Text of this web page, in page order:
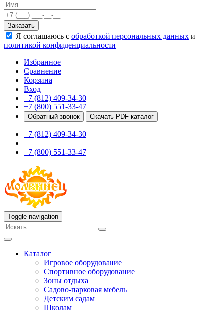
Развивающие игровые элементы
ПДД для детей
Безопасные покрытия
Спортивные комплексы от 3 до 7 лет
Входные арки
Информационные стойки
Ограждения
Для детей с ограниченными возможностями
Школам
Игровые комплексы от 5 до 12 лет
Спортивные элементы
Тренажеры
Теннисные столы
Спортивные ворота
Спортивные стойки
Оборудование для ГТО
Информационные стойки
Ограждения
Безопасные покрытия
Игровые комплексы от 5 до 12 лет
Горки
Игровые элементы
Качели балансирные
Качалки на пружине
Качели
Заказать
Я соглашаюсь с обработкой персональных данных и
политикой конфиденциальности
Избранное
Сравнение
Корзина
Вход
+7 (812) 409-34-30
+7 (800) 551-33-47
Обратный звонок Скачать PDF каталог
+7 (812) 409-34-30
+7 (800) 551-33-47
Toggle navigation
Каталог
Игровое оборудование
Спортивное оборудование
Зоны отдыха
Садово-парковая мебель
Детским садам
Школам